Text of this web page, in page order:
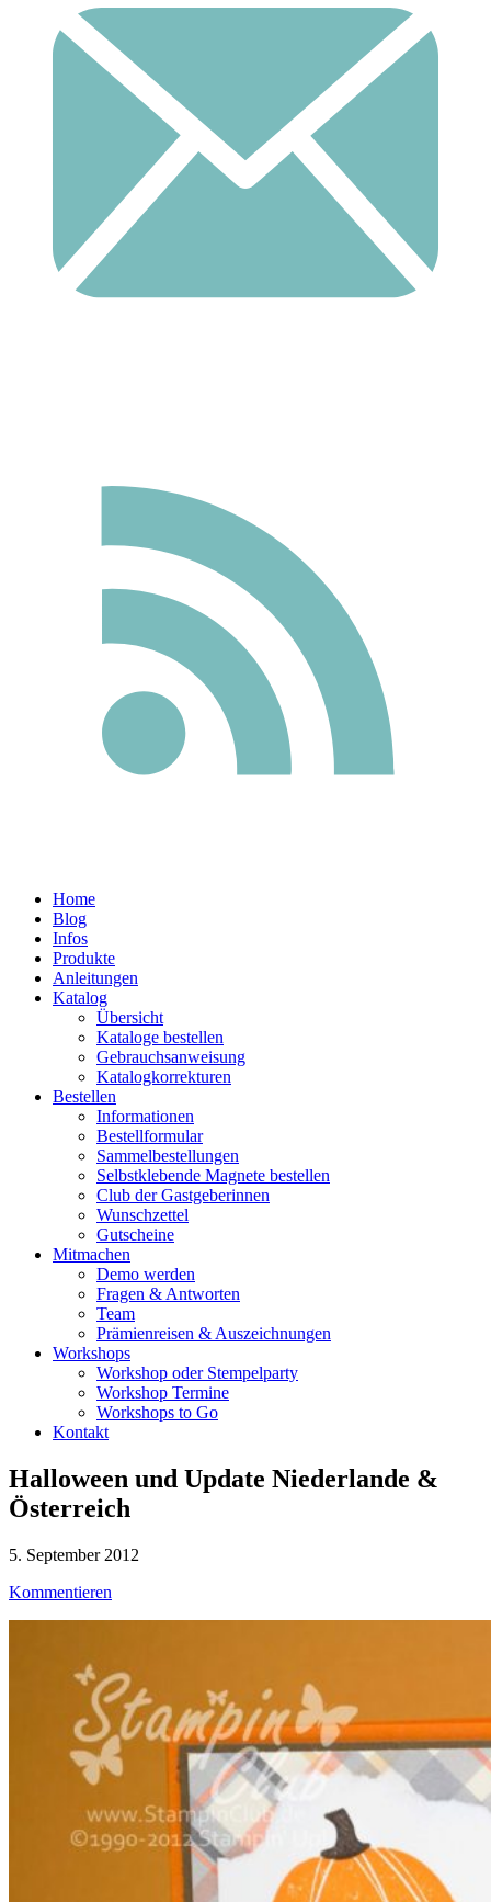
Home
Blog
Infos
Produkte
Anleitungen
Katalog
Übersicht
Kataloge bestellen
Gebrauchsanweisung
Katalogkorrekturen
Bestellen
Informationen
Bestellformular
Sammelbestellungen
Selbstklebende Magnete bestellen
Club der Gastgeberinnen
Wunschzettel
Gutscheine
Mitmachen
Demo werden
Fragen & Antworten
Team
Prämienreisen & Auszeichnungen
Workshops
Workshop oder Stempelparty
Workshop Termine
Workshops to Go
Kontakt
Halloween und Update Niederlande &
Österreich
5. September 2012
Kommentieren